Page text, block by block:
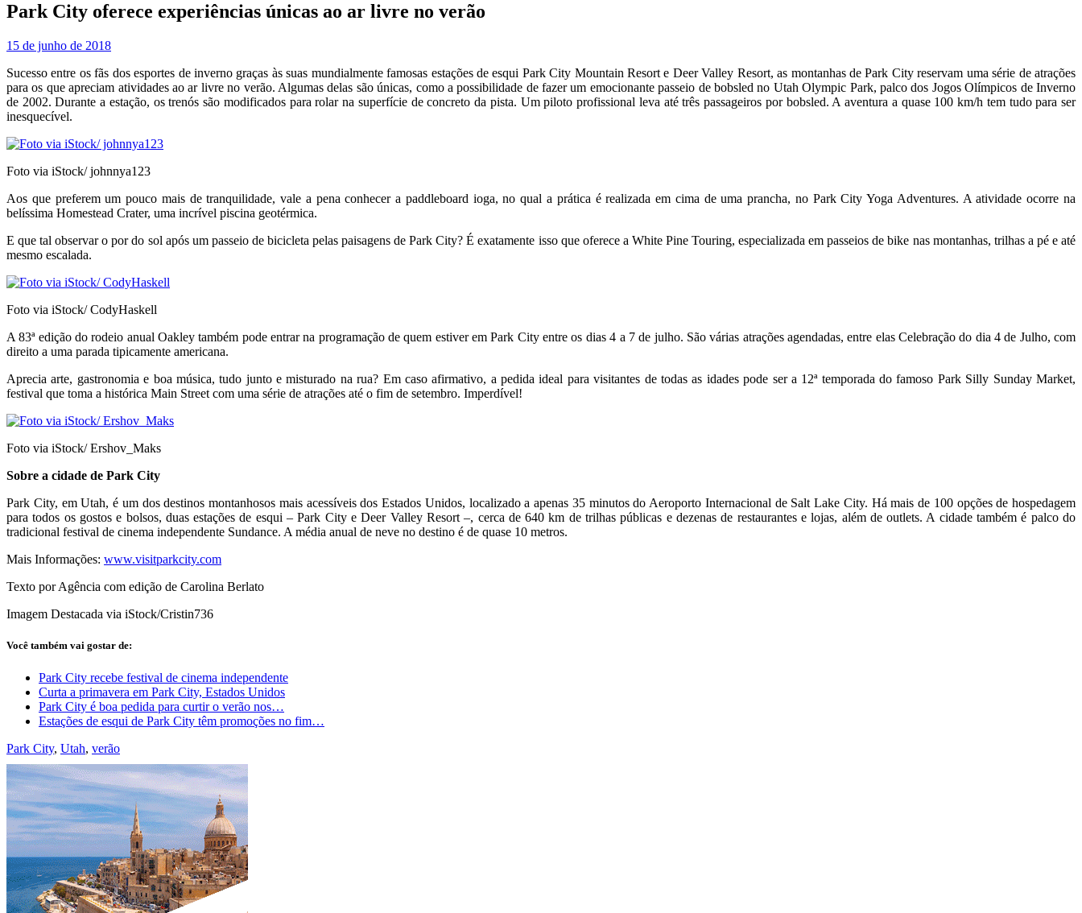
Park City oferece experiências únicas ao ar livre no verão
15 de junho de 2018
Sucesso entre os fãs dos esportes de inverno graças às suas mundialmente famosas estações de esqui Park City Mountain Resort e Deer Valley Resort, as montanhas de Park City reservam uma série de atrações
para os que apreciam atividades ao ar livre no verão. Algumas delas são únicas, como a possibilidade de fazer um emocionante passeio de bobsled no Utah Olympic Park, palco dos Jogos Olímpicos de Inverno
de 2002. Durante a estação, os trenós são modificados para rolar na superfície de concreto da pista. Um piloto profissional leva até três passageiros por bobsled. A aventura a quase 100 km/h tem tudo para ser
inesquecível.
Foto via iStock/ johnnya123
Aos que preferem um pouco mais de tranquilidade, vale a pena conhecer a paddleboard ioga, no qual a prática é realizada em cima de uma prancha, no Park City Yoga Adventures. A atividade ocorre na
belíssima Homestead Crater, uma incrível piscina geotérmica.
E que tal observar o por do sol após um passeio de bicicleta pelas paisagens de Park City? É exatamente isso que oferece a White Pine Touring, especializada em passeios de bike nas montanhas, trilhas a pé e até
mesmo escalada.
Foto via iStock/ CodyHaskell
A 83ª edição do rodeio anual Oakley também pode entrar na programação de quem estiver em Park City entre os dias 4 a 7 de julho. São várias atrações agendadas, entre elas Celebração do dia 4 de Julho, com
direito a uma parada tipicamente americana.
Aprecia arte, gastronomia e boa música, tudo junto e misturado na rua? Em caso afirmativo, a pedida ideal para visitantes de todas as idades pode ser a 12ª temporada do famoso Park Silly Sunday Market,
festival que toma a histórica Main Street com uma série de atrações até o fim de setembro. Imperdível!
Foto via iStock/ Ershov_Maks
Sobre a cidade de Park City
Park City, em Utah, é um dos destinos montanhosos mais acessíveis dos Estados Unidos, localizado a apenas 35 minutos do Aeroporto Internacional de Salt Lake City. Há mais de 100 opções de hospedagem
para todos os gostos e bolsos, duas estações de esqui – Park City e Deer Valley Resort –, cerca de 640 km de trilhas públicas e dezenas de restaurantes e lojas, além de outlets. A cidade também é palco do
tradicional festival de cinema independente Sundance. A média anual de neve no destino é de quase 10 metros.
Mais Informações: www.visitparkcity.com
Texto por Agência com edição de Carolina Berlato
Imagem Destacada via iStock/Cristin736
Você também vai gostar de:
Park City recebe festival de cinema independente
Curta a primavera em Park City, Estados Unidos
Park City é boa pedida para curtir o verão nos…
Estações de esqui de Park City têm promoções no fim…
Park City, Utah, verão